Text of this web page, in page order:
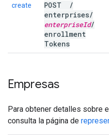
create POST
/
enterprises/
enterpriseId/
enrollment
Tokens
Empresas
Para obtener detalles sobre
consulta la página de